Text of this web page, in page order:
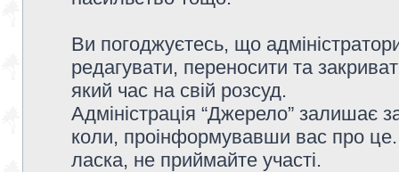
Ви погоджуєтесь, що
редагувати, переносити та
який час на свій розсуд.
Адміністрація “Джерело” залишає
коли, проінформувавши вас про
ласка, не приймайте участі.